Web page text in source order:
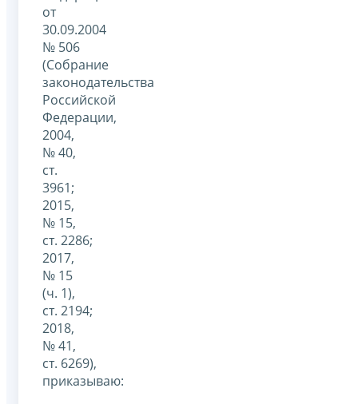
от
30.09.2004
№ 506
(Собрание
законодательства
Российской
Федерации,
2004,
№ 40,
ст.
3961;
2015,
№ 15,
ст. 2286;
2017,
№ 15
(ч. 1),
ст. 2194;
2018,
№ 41,
ст. 6269),
приказываю: